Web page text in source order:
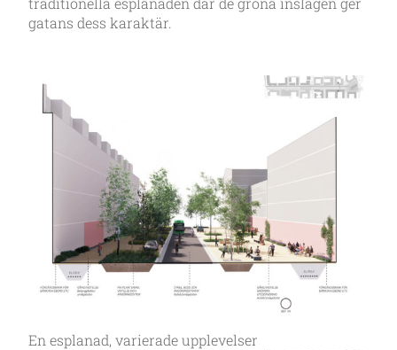
gatans dess karaktär.
En esplanad, varierade upplevelser